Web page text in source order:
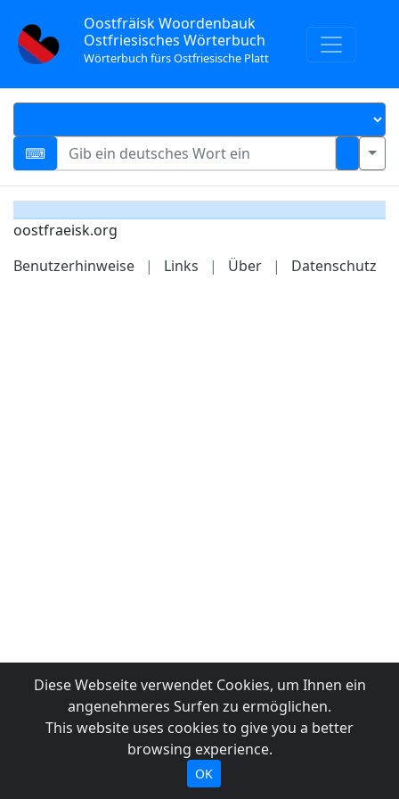
Oostfräisk Woordenbauk
Ostfriesisches Wörterbuch
Wörterbuch fürs Ostfriesische Platt
oostfraeisk.org
Benutzerhinweise
| Links | Über | Datenschutz
Diese Webseite verwendet Cookies, um Ihnen ein
angenehmeres Surfen zu ermöglichen.
This website uses cookies to give you a better
browsing experience.
OK